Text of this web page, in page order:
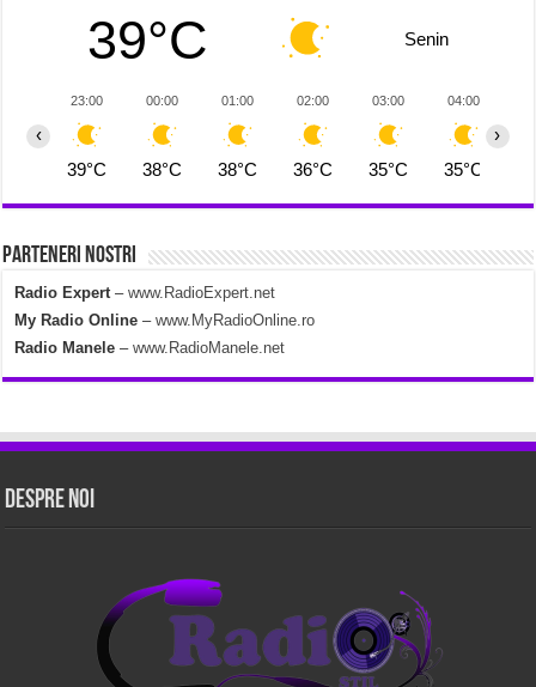
39°C Senin
23:00
39°C
00:00
38°C
01:00
38°C
02:00
36°C
03:00
35°C
04:00
35°C
‹ ›
Parteneri Nostri
Radio Expert –www.RadioExpert.net
My Radio Online –www.MyRadioOnline.ro
Radio Manele–www.RadioManele.net
Despre Noi